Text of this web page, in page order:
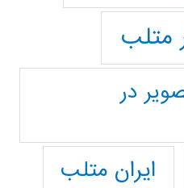
متلب
در
ایران متلب